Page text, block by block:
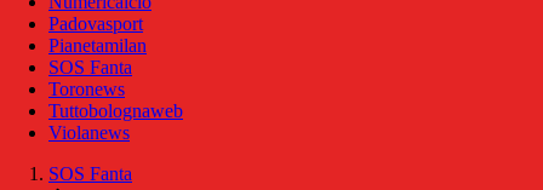
Padovasport
Pianetamilan
SOS Fanta
Toronews
Tuttobolognaweb
Violanews
SOS Fanta